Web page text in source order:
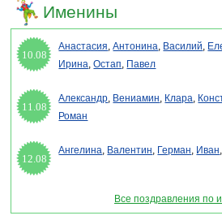
Именины
10.08
Анастасия,Антонина, Василий,
Ирина,Остап, Павел
11.08
Александр, Вениамин, Клара,
Роман
12.08
Ангелина, Валентин, Герман, Иван,
Все поздравления по